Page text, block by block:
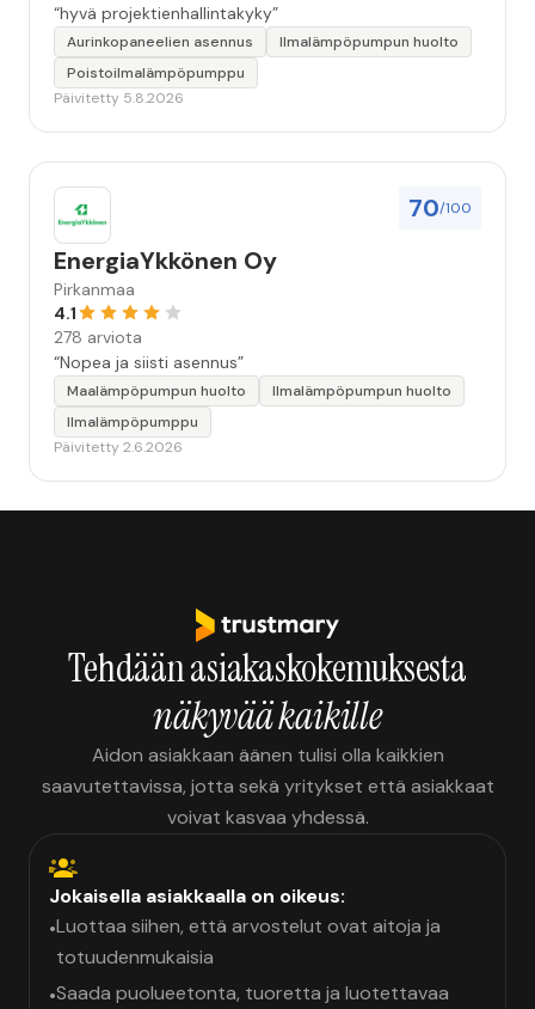
“hyvä projektienhallintakyky”
Aurinkopaneelien asennus
Ilmalämpöpumpun huolto
Poistoilmalämpöpumppu
Päivitetty 5.8.2026
70/100
EnergiaYkkönen Oy
Pirkanmaa
4.1
278 arviota
“Nopea ja siisti asennus”
Maalämpöpumpun huolto
Ilmalämpöpumpun huolto
Ilmalämpöpumppu
Päivitetty 2.6.2026
Tehdään asiakaskokemuksesta
näkyvää kaikille
Aidon asiakkaan äänen tulisi olla kaikkien
saavutettavissa, jotta sekä yritykset että asiakkaat
voivat kasvaa yhdessä.
Jokaisella asiakkaalla on oikeus:
•Luottaa siihen, että arvostelut ovat aitoja ja
totuudenmukaisia
•Saada puolueetonta, tuoretta ja luotettavaa